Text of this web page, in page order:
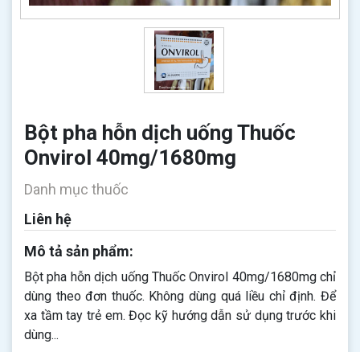
Bột pha hỗn dịch uống Thuốc
Onvirol 40mg/1680mg
Danh mục thuốc
Liên hệ
Mô tả sản phẩm:
Bột pha hỗn dịch uống Thuốc Onvirol 40mg/1680mg chỉ
dùng theo đơn thuốc. Không dùng quá liều chỉ định. Để
xa tầm tay trẻ em. Đọc kỹ hướng dẫn sử dụng trước khi
dùng...